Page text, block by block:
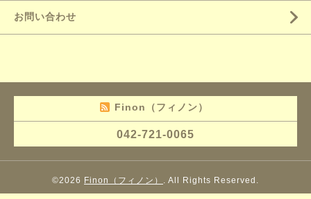
お問い合わせ
Finon（フィノン）
042-721-0065
©2026 Finon（フィノン） . All Rights Reserved.